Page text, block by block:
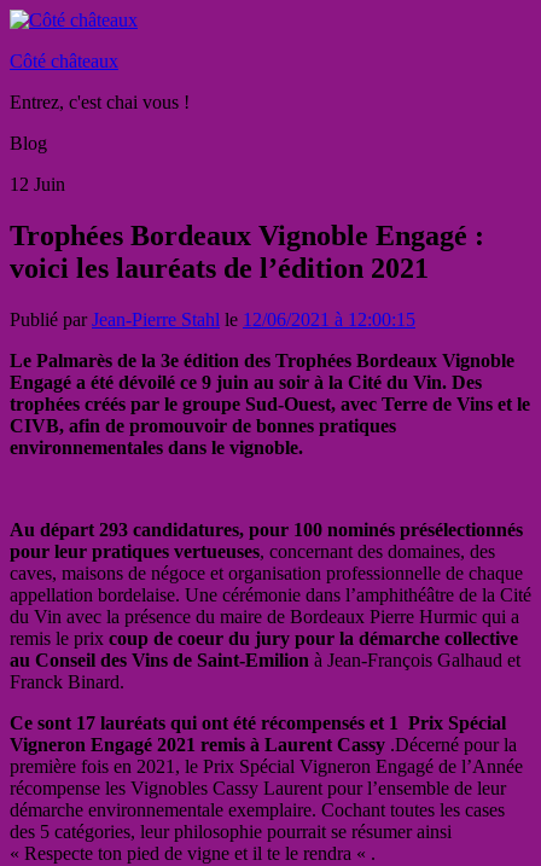
Côté châteaux
Entrez, c'est chai vous !
Blog
12 Juin
Trophées Bordeaux Vignoble Engagé :
voici les lauréats de l’édition 2021
Publié parJean-Pierre Stahl le 12/06/2021 à 12:00:15
Le Palmarès de la 3e édition des Trophées Bordeaux Vignoble
Engagé a été dévoilé ce 9 juin au soir à la Cité du Vin. Des
trophées créés par le groupe Sud-Ouest, avec Terre de Vins et le
CIVB, afin de promouvoir de bonnes pratiques
environnementales dans le vignoble.
Au départ 293 candidatures, pour 100 nominés présélectionnés
pour leur pratiques vertueuses, concernant des domaines, des
caves, maisons de négoce et organisation professionnelle de chaque
appellation bordelaise. Une cérémonie dans l’amphithéâtre de la Cité
du Vin avec la présence du maire de Bordeaux Pierre Hurmic qui a
remis le prix coup de coeur du jury pour la démarche collective
au Conseil des Vins de Saint-Emilion à Jean-François Galhaud et
Franck Binard.
Ce sont 17 lauréats qui ont été récompensés et 1 Prix Spécial
Vigneron Engagé 2021 remis à Laurent Cassy .Décerné pour la
première fois en 2021, le Prix Spécial Vigneron Engagé de l’Année
récompense les Vignobles Cassy Laurent pour l’ensemble de leur
démarche environnementale exemplaire. Cochant toutes les cases
des 5 catégories, leur philosophie pourrait se résumer ainsi
« Respecte ton pied de vigne et il te le rendra « .